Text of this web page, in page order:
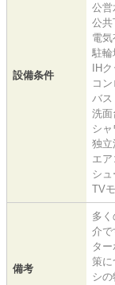
設備条件
公営
公共
電気
駐輪
IH
コ
バ
洗面
シャ
独立
エ
シュ
TV
備考
多
介で
タ
策に
シ